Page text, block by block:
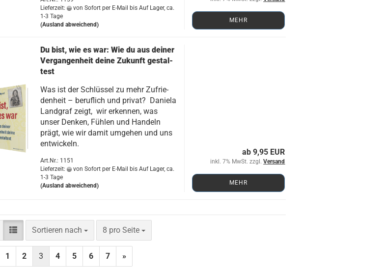
Lieferzeit:
von Sofort per E-Mail bis Auf Lager, ca.
1-3 Tage
(Ausland abweichend)
MEHR
Du bist, wie es war: Wie du aus dei­ner
Ver­gan­gen­heit deine Zu­kunft ge­stal­
test
Was ist der Schlüs­sel zu mehr Zu­frie­
den­heit – be­ruf­lich und pri­vat? Da­nie­la
Land­graf zeigt, wir er­ken­nen, was
unser Den­ken, Füh­len und Han­deln
prägt, wie wir damit um­ge­hen und uns
ent­wi­ckeln.
Art.Nr.: 1151
Lieferzeit:
von Sofort per E-Mail bis Auf Lager, ca.
1-3 Tage
(Ausland abweichend)
ab 9,95 EUR
inkl. 7% MwSt. zzgl.Versand
MEHR
Sortieren nach
Sortieren nach 8 pro Seite
pro Seite
1 2 3 4 5 6 7 »